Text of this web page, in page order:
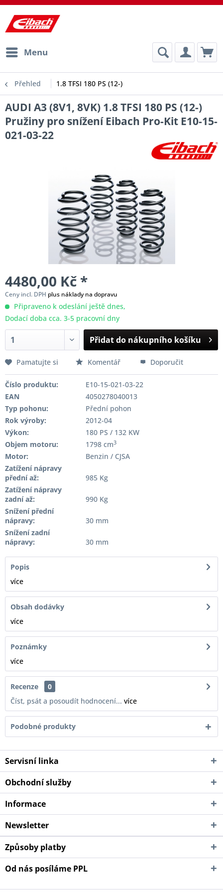
Menu
Přehled 1.8 TFSI 180 PS (12-)
AUDI A3 (8V1, 8VK) 1.8 TFSI 180 PS (12-)
Pružiny pro snížení Eibach Pro-Kit E10-15-
021-03-22
4480,00 Kč *
Ceny incl. DPH plus náklady na dopravu
Připraveno k odeslání ještě dnes,
Dodací doba cca. 3-5 pracovní dny
Přidat do nákupního košíku
Pamatujte si Komentář Doporučit
Číslo produktu:
E10-15-021-03-22
EAN
4050278040013
Typ pohonu:
Přední pohon
Rok výroby:
2012-04
Výkon:
180 PS / 132 KW
Objem motoru:
1798 cm3
Motor:
Benzin / CJSA
Zatížení nápravy
přední až:
985 Kg
Zatížení nápravy
zadní až:
990 Kg
Snížení přední
nápravy:
30 mm
Snížení zadní
nápravy:
30 mm
Popis
více
Obsah dodávky
více
Poznámky
více
Recenze
0
Číst, psát a posoudít hodnocení... více
Podobné produkty
Servisní linka
Obchodní služby
Informace
Newsletter
Způsoby platby
Od nás posíláme PPL